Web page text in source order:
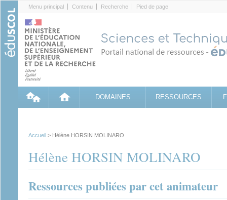
Menu principal Contenu Recherche Pied de page
DOMAINES RESSOURCES
Accueil > Hélène HORSIN MOLINARO
Hélène HORSIN MOLINARO
Ressources publiées par cet animateur